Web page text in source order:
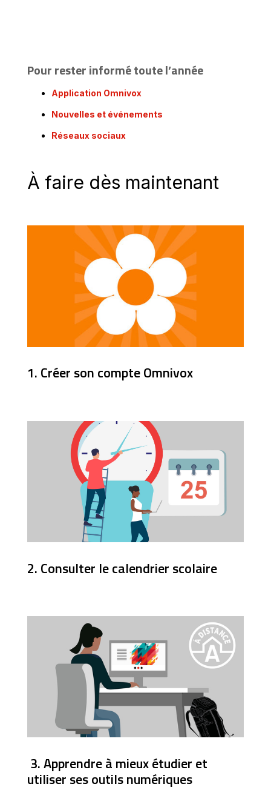
Pour rester informé toute l’année
Application Omnivox
Nouvelles et événements
Réseaux sociaux
À faire dès maintenant
1. Créer son compte Omnivox
2. Consulter le calendrier scolaire
3. Apprendre à mieux étudier et
utiliser ses outils numériques